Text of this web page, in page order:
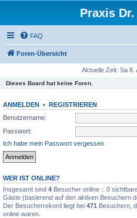
Praxis
FAQ
Foren-Übersicht
Aktuelle Zeit: Sa 8.
Dieses Board hat keine Foren.
ANMELDEN • REGISTRIEREN
Benutzername:
Passwort:
Ich habe mein Passwort vergessen
WER IST ONLINE?
Insgesamt sind 4 Besucher online :: 0
Gäste (basierend auf den aktiven Besuchern
Der Besucherrekord liegt bei 471 Besuchern,
online waren.